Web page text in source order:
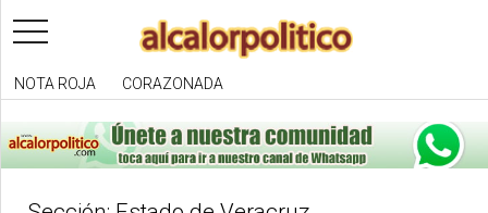
toggle
navigation
NOTA ROJA CORAZONADA